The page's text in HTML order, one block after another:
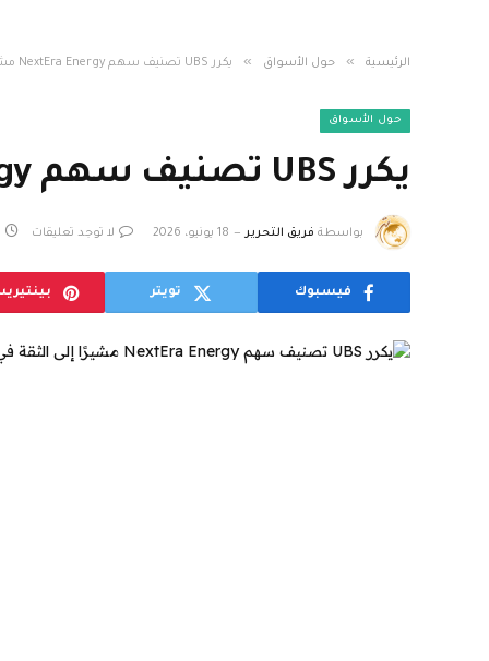
الرئيسية » حول الأسواق » يكرر UBS تصنيف سهم NextEra Energy مشيرًا إلى الثقة في التنفيذ
حول الأسواق
يكرر UBS تصنيف سهم NextEra Energy مشيرًا إلى الثقة في التنفيذ
بواسطة فريق التحرير 18 يونيو، 2026 لا توجد تعليقات
فيسبوك تويتر